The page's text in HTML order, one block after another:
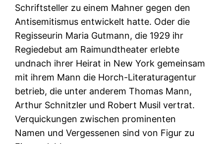
Schriftsteller zu einem Mahner gegen den
Antisemitismus entwickelt hatte. Oder die
Regisseurin Maria Gutmann, die 1929 ihr
Regiedebut am Raimundtheater erlebte
undnach ihrer Heirat in New York gemeinsam
mit ihrem Mann die Horch-Literaturagentur
betrieb, die unter anderem Thomas Mann,
Arthur Schnitzler und Robert Musil vertrat.
Verquickungen zwischen prominenten
Namen und Vergessenen sind von Figur zu